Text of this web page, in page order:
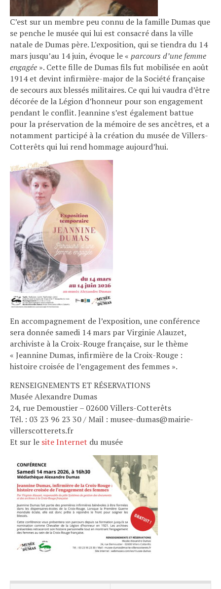
C’est sur un membre peu connu de la famille Dumas que
se penche le musée qui lui est consacré dans la ville
natale de Dumas père. L’exposition, qui se tiendra du 14
mars jusqu’au 14 juin, évoque le « parcours d’une femme
engagée ». Cette fille de Dumas fils fut mobilisée en août
1914 et devint infirmière-major de la Société française
de secours aux blessés militaires. Ce qui lui vaudra d’être
décorée de la Légion d’honneur pour son engagement
pendant le conflit. Jeannine s’est également battue
pour la préservation de la mémoire de ses ancêtres, et a
notamment participé à la création du musée de Villers-
Cotterêts qui lui rend hommage aujourd’hui.
En accompagnement de l’exposition, une conférence
sera donnée samedi 14 mars par Virginie Alauzet,
archiviste à la Croix-Rouge française, sur le thème
« Jeannine Dumas, infirmière de la Croix-Rouge :
histoire croisée de l’engagement des femmes ».
RENSEIGNEMENTS ET RÉSERVATIONS
Musée Alexandre Dumas
24, rue Demoustier – 02600 Villers-Cotterêts
Tél. : 03 23 96 23 30 / Mail : musee-dumas@mairie-
villerscotterets.fr
Et sur le site Internet du musée